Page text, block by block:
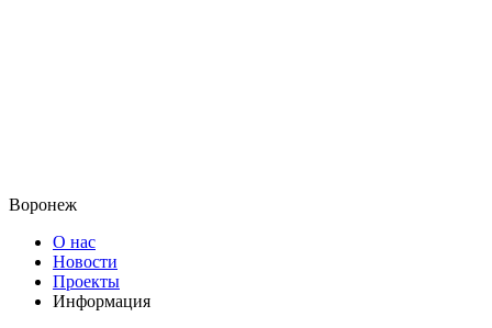
Воронеж
О нас
Новости
Проекты
Информация